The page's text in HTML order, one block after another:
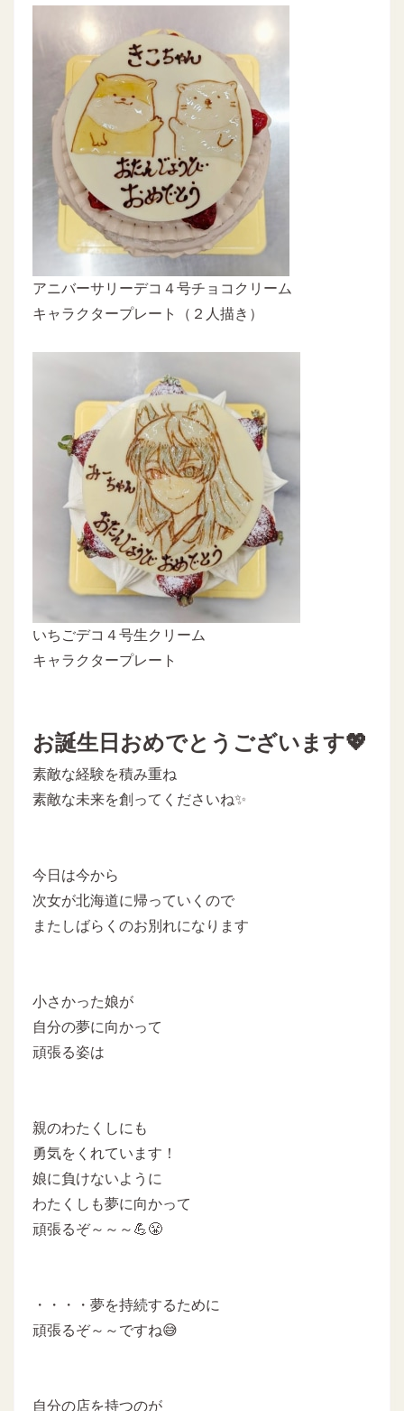
アニバーサリーデコ４号チョコクリーム
キャラクタープレート（２人描き）
いちごデコ４号生クリーム
キャラクタープレート
お誕生日おめでとうございます💖
素敵な経験を積み重ね
素敵な未来を創ってくださいね✨
今日は今から
次女が北海道に帰っていくので
またしばらくのお別れになります
小さかった娘が
自分の夢に向かって
頑張る姿は
親のわたくしにも
勇気をくれています！
娘に負けないように
わたくしも夢に向かって
頑張るぞ～～～💪😤
・・・・夢を持続するために
頑張るぞ～～ですね😅
自分の店を持つのが